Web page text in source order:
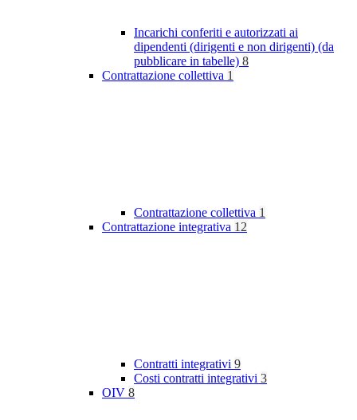
Incarichi conferiti e autorizzati ai
dipendenti (dirigenti e non dirigenti) (da
pubblicare in tabelle) 8
Contrattazione collettiva 1
Contrattazione collettiva 1
Contrattazione integrativa 12
Contratti integrativi 9
Costi contratti integrativi 3
OIV 8